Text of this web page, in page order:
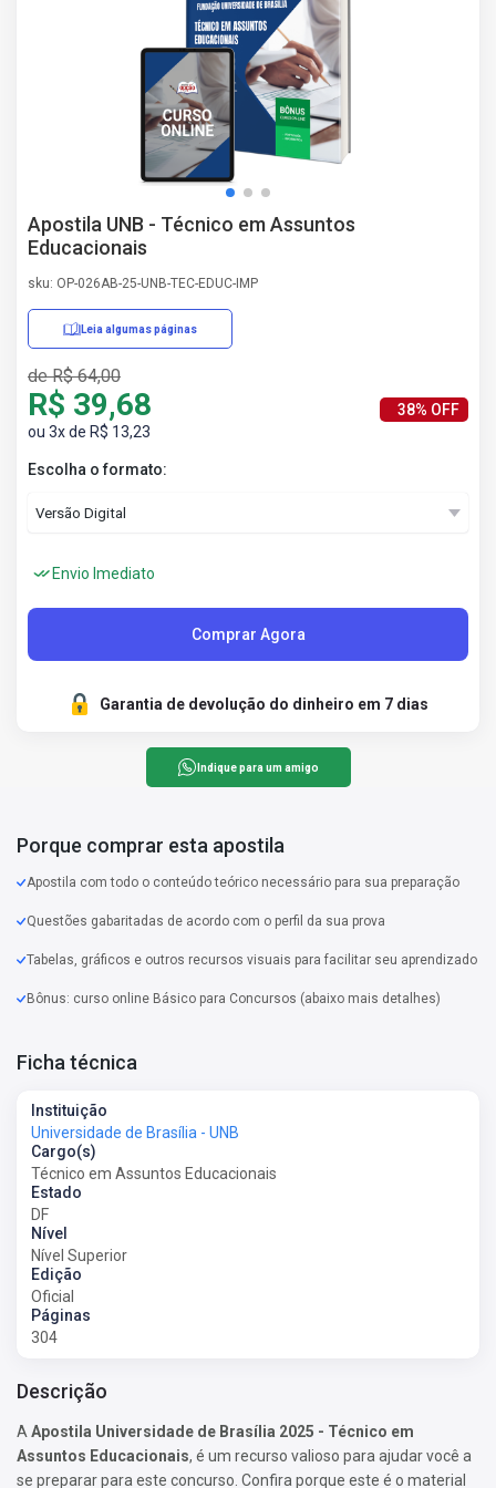
Apostila UNB - Técnico em Assuntos
Educacionais
sku: OP-026AB-25-UNB-TEC-EDUC-IMP
Leia algumas páginas
de R$ 64,00
R$ 39,68
ou 3x de R$ 13,23
38% OFF
Escolha o formato:
Envio Imediato
Comprar Agora
Garantia de devolução do dinheiro em 7 dias
Indique para um amigo
Porque comprar esta apostila
Apostila com todo o conteúdo teórico necessário para sua preparação
Questões gabaritadas de acordo com o perfil da sua prova
Tabelas, gráficos e outros recursos visuais para facilitar seu aprendizado
Bônus: curso online Básico para Concursos (abaixo mais detalhes)
Ficha técnica
Instituição
Universidade de Brasília - UNB
Cargo(s)
Técnico em Assuntos Educacionais
Estado
DF
Nível
Nível Superior
Edição
Oficial
Páginas
304
Descrição
A Apostila Universidade de Brasília 2025 - Técnico em
Assuntos Educacionais, é um recurso valioso para ajudar você a
se preparar para este concurso. Confira porque este é o material